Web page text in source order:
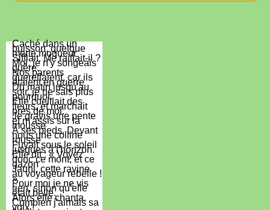
Caché dans un
buisson, quelque
merle moqueur
Sifflait. Me raillait-il ?
Moi, je n'y songeais
guère.
Nos parents
querellaient, car ils
étaient en guerre
Du matin jusqu'au
soir, je ne sais plus
pourquoi.
Elle cueillait des
fleurs, et marchait
près de moi.
Je gravis une pente
et m'assis sur la
mousse
À ses pieds. Devant
nous une colline
rousse
Fuyait sous le soleil
jusques à l'horizon.
Elle dit : « Voyez
donc ce mont, et ce
gazon
Jauni, cette ravine
au voyageur rebelle !
»
Pour moi je ne vis
rien, sinon qu'elle
était belle.
Alors elle chanta.
Combien j'aimais sa
voix !